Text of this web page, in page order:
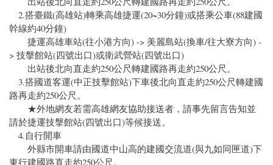
2.搭臺鐵(高雄站)轉乘高雄捷運(20~30分鐘)或搭乘公車(88建國
幹線約40分鐘)
捷運高雄車站(往小港方向) -> 美麗島站(換車/往大寮方向) -
> 技搫館站(四號出口)或衛武營站(四號出口)
出站後北向直走約250公尺轉建國路再走約250公尺。
3.搭國道客運(中正技擊館站)下車後北向直走約250公尺轉建國
路再走約250公尺。
★外地網友若需高雄網友協助接送者，請事先留言告知並
請於捷運技搫館站(四號出口)等候接送。
4.自行開車
外縣市開車請由國道中山高的建國交流道(與九如同匣道)下
東行建國路直走約250公尺。